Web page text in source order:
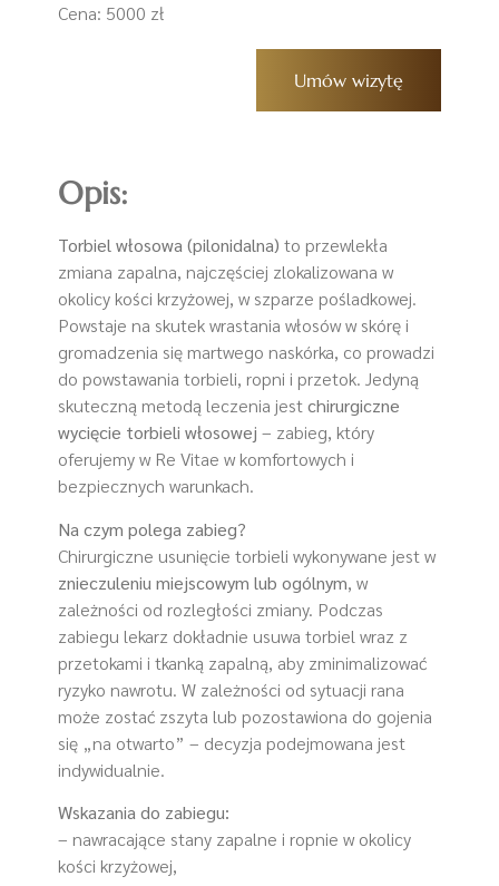
Cena: 5000 zł
Umów wizytę
Opis:
Torbiel włosowa (pilonidalna) to przewlekła
zmiana zapalna, najczęściej zlokalizowana w
okolicy kości krzyżowej, w szparze pośladkowej.
Powstaje na skutek wrastania włosów w skórę i
gromadzenia się martwego naskórka, co prowadzi
do powstawania torbieli, ropni i przetok. Jedyną
skuteczną metodą leczenia jestchirurgiczne
wycięcie torbieli włosowej – zabieg, który
oferujemy w Re Vitae w komfortowych i
bezpiecznych warunkach.
Na czym polega zabieg?
Chirurgiczne usunięcie torbieli wykonywane jest w
znieczuleniu miejscowym lub ogólnym, w
zależności od rozległości zmiany. Podczas
zabiegu lekarz dokładnie usuwa torbiel wraz z
przetokami i tkanką zapalną, aby zminimalizować
ryzyko nawrotu. W zależności od sytuacji rana
może zostać zszyta lub pozostawiona do gojenia
się „na otwarto” – decyzja podejmowana jest
indywidualnie.
Wskazania do zabiegu:
– nawracające stany zapalne i ropnie w okolicy
kości krzyżowej,